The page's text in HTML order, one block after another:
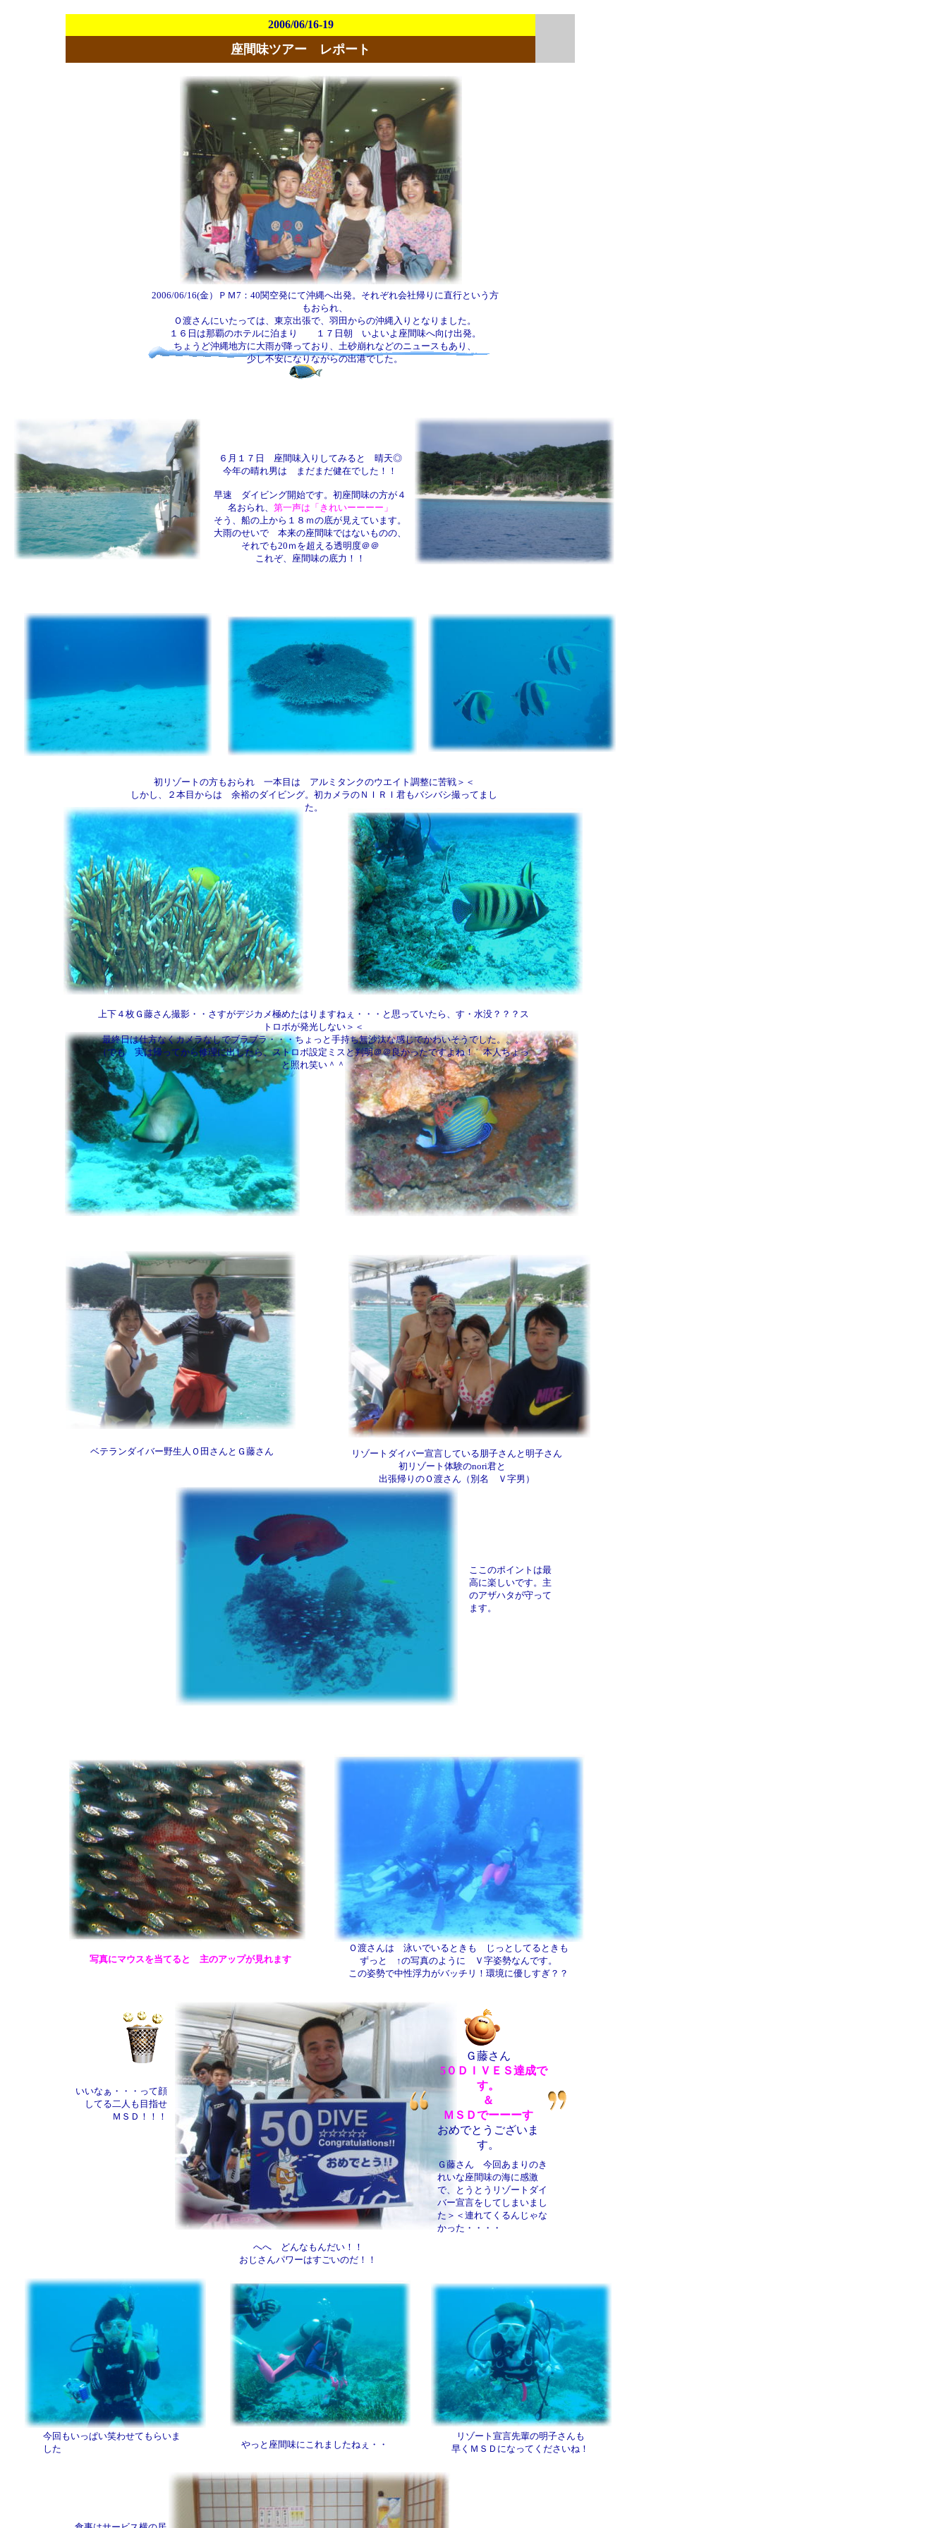
2006/06/16-19
座間味ツアー レポート
2006/06/16(金）ＰＭ7：40関空発にて沖縄へ出発。それぞれ会社帰りに直行という方
もおられ、
Ｏ渡さんにいたっては、東京出張で、羽田からの沖縄入りとなりました。
１６日は那覇のホテルに泊まり １７日朝 いよいよ座間味へ向け出発。
ちょうど沖縄地方に大雨が降っており、土砂崩れなどのニュースもあり、
少し不安になりながらの出港でした。
６月１７日 座間味入りしてみると 晴天◎
今年の晴れ男は まだまだ健在でした！！
早速 ダイビング開始です。初座間味の方が４
名おられ、 第一声は「きれいーーーー」
そう、船の上から１８ｍの底が見えています。
大雨のせいで 本来の座間味ではないものの、
それでも20ｍを超える透明度＠＠
これぞ、座間味の底力！！
初リゾートの方もおられ 一本目は アルミタンクのウエイト調整に苦戦＞＜
しかし、２本目からは 余裕のダイビング。初カメラのＮＩＲＩ君もバシバシ撮ってまし
た。
上下４枚Ｇ藤さん撮影・・さすがデジカメ極めたはりますねぇ・・・と思っていたら、す・水没？？？ス
トロボが発光しない＞＜
最終日は仕方なくカメラなしでブラブラ・・・ちょっと手持ち無沙汰な感じでかわいそうでした。。。
（でも 実は帰ってから修理に出したら、ストロボ設定ミスと判明＠＠良かったですよね！ 本人ちょっ
と照れ笑い＾＾
ベテランダイバー野生人Ｏ田さんとＧ藤さん
リゾートダイバー宣言している朋子さんと明子さん
初リゾート体験のnori君と
出張帰りのＯ渡さん（別名 Ｖ字男）
ここのポイントは最
高に楽しいです。主
のアザハタが守って
ます。
Ｏ渡さんは 泳いでいるときも じっとしてるときも
ずっと ↑の写真のように Ｖ字姿勢なんです。
この姿勢で中性浮力がバッチリ！環境に優しすぎ？？
Ｇ藤さん
5０ＤＩＶＥＳ達成で
す。
＆
ＭＳＤでーーーす
おめでとうございま
す。
今回もいっぱい笑わせてもらいま
した
いいなぁ・・・って顔
してる二人も目指せ
ＭＳＤ！！！
Ｇ藤さん 今回あまりのき
れいな座間味の海に感激
で、とうとうリゾートダイ
バー宣言をしてしまいまし
た＞＜連れてくるんじゃな
かった・・・・
へへ どんなもんだい！！
おじさんパワーはすごいのだ！！
やっと座間味にこれましたねぇ・・
リゾート宣言先輩の明子さんも
早くＭＳＤになってくださいね！
写真にマウスを当てると 主のアップが見れます